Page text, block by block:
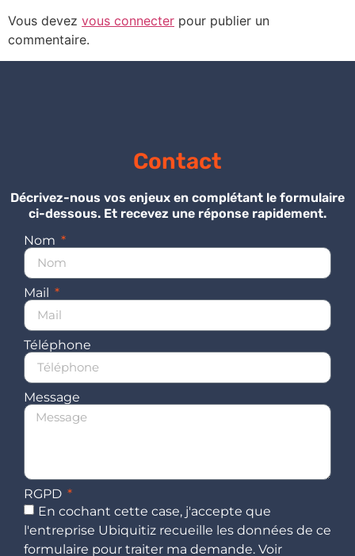
Vous devez vous connecter pour publier un
commentaire.
Contact
Décrivez-nous vos enjeux en complétant le formulaire
ci-dessous. Et recevez une réponse rapidement.
Nom
Mail
Téléphone
Message
RGPD
En cochant cette case, j'accepte que
l'entreprise Ubiquitiz recueille les données de ce
formulaire pour traiter ma demande. Voir